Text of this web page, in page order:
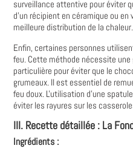
surveillance attentive pour éviter
d'un récipient en céramique ou en
meilleure distribution de la chaleur.
Enfin, certaines personnes
feu. Cette méthode nécessite
particulière pour éviter que le
grumeaux. Il est essentiel de
feu doux. L'utilisation d'une
éviter les rayures sur les
III. Recette détaillée : La
Ingrédients :